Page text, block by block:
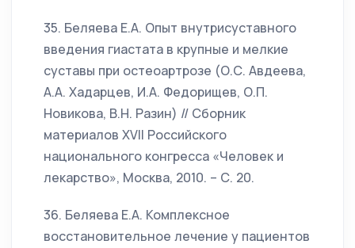
35. Беляева Е.А. Опыт внутрисуставного
введения гиастата в крупные и мелкие
суставы при остеоартрозе (О.С. Авдеева,
А.А. Хадарцев, И.А. Федорищев, О.П.
Новикова, В.Н. Разин) // Сборник
материалов XVII Российского
национального конгресса «Человек и
лекарство», Москва, 2010. – С. 20.
36. Беляева Е.А. Комплексное
восстановительное лечение у пациентов